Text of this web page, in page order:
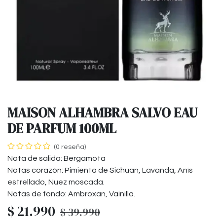
MAISON ALHAMBRA SALVO EAU
DE PARFUM 100ML
(0 reseña)
Nota de salida: Bergamota
Notas corazón: Pimienta de Sichuan, Lavanda, Anís
estrellado, Nuez moscada.
Notas de fondo: Ambroxan, Vainilla.
$ 21.990 $39.990